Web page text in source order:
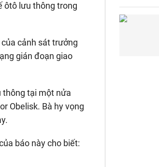
ôtô lưu thông trong
cảnh sát trưởng
gián đoạn giao
thông tại một nửa
Obelisk. Bà hy vọng
báo này cho biết: